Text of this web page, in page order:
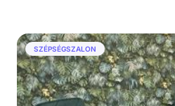
SZÉPSÉGSZALON